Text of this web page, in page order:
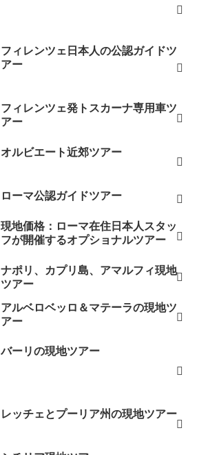
フィレンツェ日本人の公認ガイドツ
アー
フィレンツェ発トスカーナ専用車ツ
アー
オルビエート近郊ツアー
ローマ公認ガイドツアー
現地価格：ローマ在住日本人スタッ
フが開催するオプショナルツアー
ナポリ、カプリ島、アマルフィ現地
ツアー
アルベロベッロ＆マテーラの現地ツ
アー
バーリの現地ツアー
レッチェとプーリア州の現地ツアー